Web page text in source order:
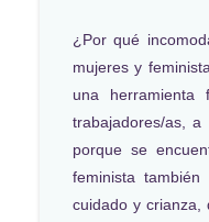
¿Por qué
mujeres y
una herramienta
trabajadores/as,
porque se
feminista
cuidado y crianza,